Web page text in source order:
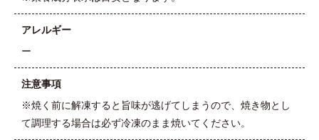
アレルギー
ー
注意事項
※焼く前に解凍すると旨味が逃げてしまうので、焼き物とし
て調理する場合は必ず冷凍のまま焼いてください。